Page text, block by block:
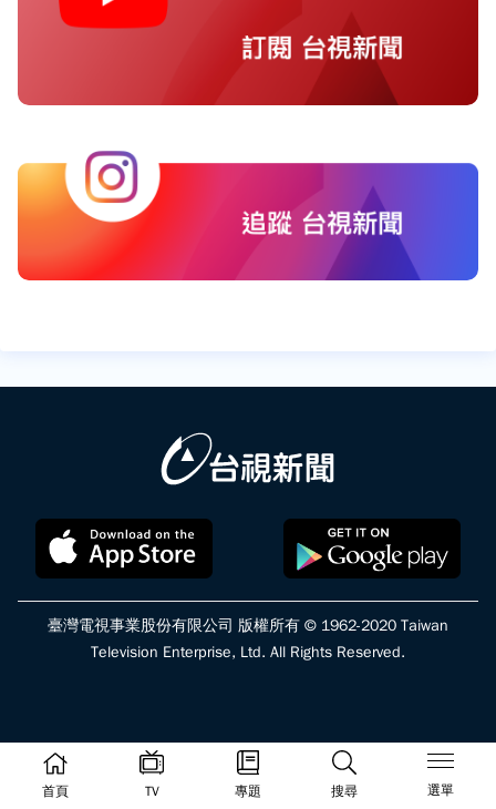
首頁 TV 專題 搜尋 選單
臺灣電視事業股份有限公司 版權所有 © 1962-2020 Taiwan
Television Enterprise, Ltd. All Rights Reserved.